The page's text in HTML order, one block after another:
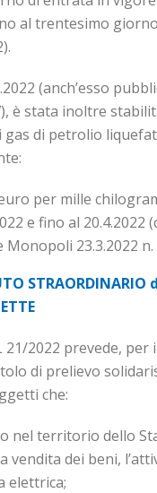
al trentesimo
(anch’esso
è stata inoltre
gas di petrolio
per mille
e fino al 20.4.2022
Monopoli 23.3.2022 n.
STRAORDINARIO
21/2022 prevede, per
di prelievo
che:
nel territorio dello
vendita dei beni,
elettrica;